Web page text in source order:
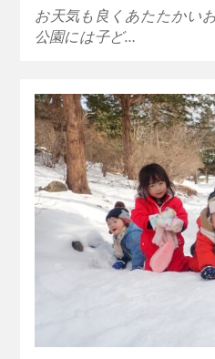
お天気も良くあたたかい
公園には子ど…